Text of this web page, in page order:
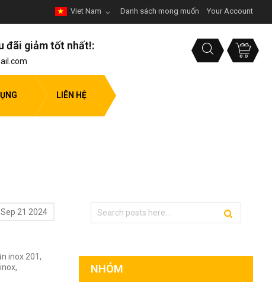
Danh sách mong muốn Your Account
Viet Nam
đãi giảm tốt nhất!:
LIÊN HỆ
Sep 21 2024
inox 201,
inox,
NHÓM